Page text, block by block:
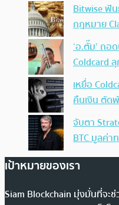
Bitwise ฟัน
กฎหมาย
‘อ.ตั๊ม’ ถอ
Coldcard
เหยื่อ
คืนเงิน ตัด
จับตา
BTC มูลค่า
เป้าหมายของเรา
Siam Blockchain มุ่งมั่นที่จะ